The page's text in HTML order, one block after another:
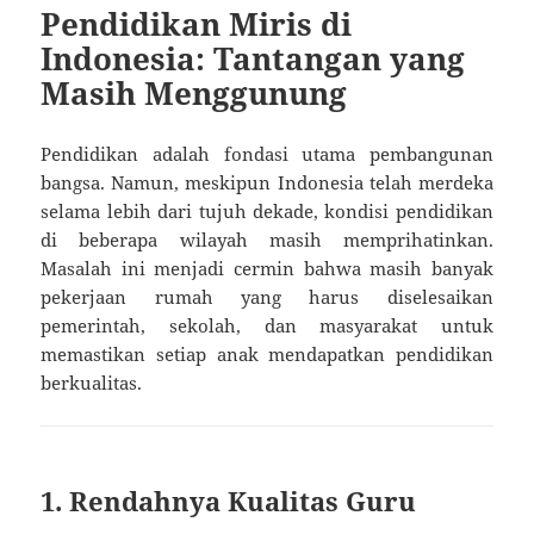
Pendidikan Miris di
Indonesia: Tantangan yang
Masih Menggunung
Pendidikan adalah fondasi utama pembangunan
bangsa. Namun, meskipun Indonesia telah merdeka
selama lebih dari tujuh dekade, kondisi pendidikan
di beberapa wilayah masih memprihatinkan.
Masalah ini menjadi cermin bahwa masih banyak
pekerjaan rumah yang harus diselesaikan
pemerintah, sekolah, dan masyarakat untuk
memastikan setiap anak mendapatkan pendidikan
berkualitas.
1. Rendahnya Kualitas Guru